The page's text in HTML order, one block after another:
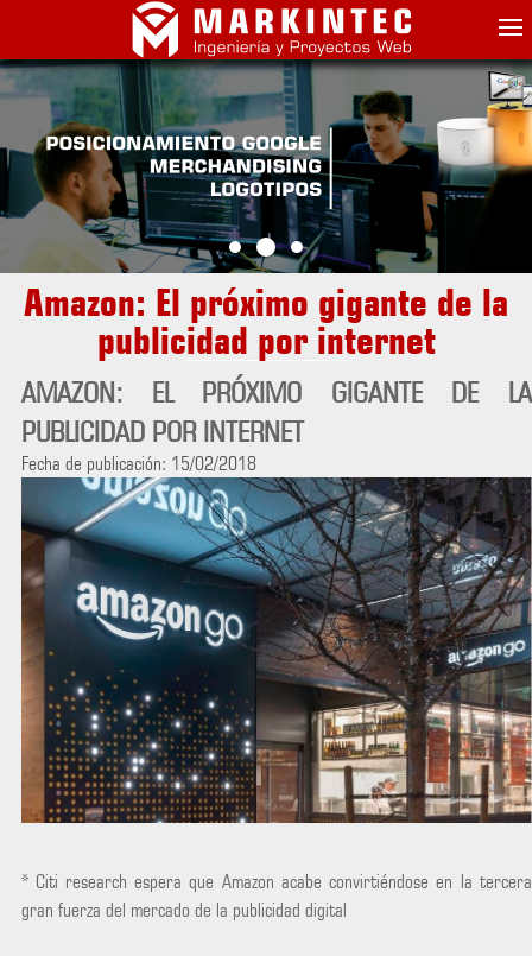
Amazon: El próximo gigante de la
publicidad por internet
AMAZON: EL PRÓXIMO GIGANTE DE LA
PUBLICIDAD POR INTERNET
Fecha de publicación: 15/02/2018
* Citi research espera que Amazon acabe convirtiéndose en la tercera
gran fuerza del mercado de la publicidad digital